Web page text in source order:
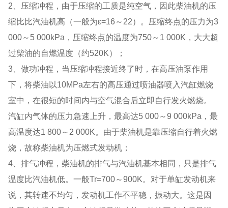
2、压缩冲程，由于压缩的工质是纯空气，因此柴油机的压
缩比比汽油机高（一般为ε=16～22）。压缩终点的压力为3
000～5 000kPa，压缩终点的温度为750～1 000K，大大超
过柴油的自燃温度（约520K）；
3、做功冲程，当压缩冲程接近终了时，在高压油泵作用
下，将柴油以10MPa左右的高压通过喷油器喷入汽缸燃烧
室中，在很短的时间内与空气混合后立即自行发火燃烧。
汽缸内气体的压力急速上升，最高达5 000～9 000kPa，最
高温度达1 800～2 000K。由于柴油机是靠压缩自行着火燃
烧，故称柴油机为压燃式发动机；
4、排气冲程，柴油机的排气与汽油机基本相同，只是排气
温度比汽油机低。一般Tr=700～900K。对于单缸发动机来
说，其转速不均匀，发动机工作不平稳，振动大。这是因